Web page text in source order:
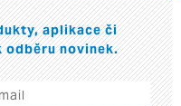
aplikace či
odběru novinek.